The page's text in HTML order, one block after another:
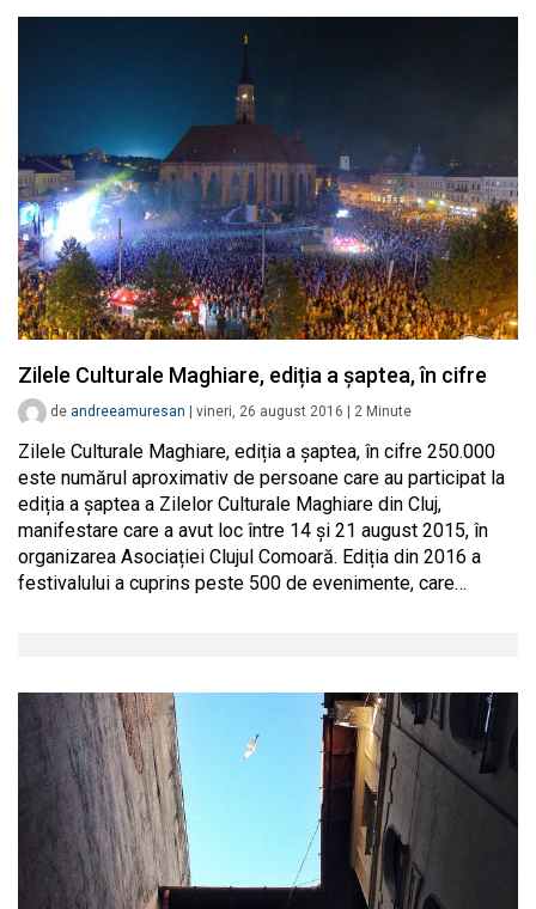
Zilele Culturale Maghiare, ediția a șaptea, în cifre
de andreeamuresan vineri, 26 august 2016 2 Minute
Zilele Culturale Maghiare, ediția a șaptea, în cifre 250.000
este numărul aproximativ de persoane care au participat la
ediția a șaptea a Zilelor Culturale Maghiare din Cluj,
manifestare care a avut loc între 14 și 21 august 2015, în
organizarea Asociației Clujul Comoară. Ediția din 2016 a
festivalului a cuprins peste 500 de evenimente, care…